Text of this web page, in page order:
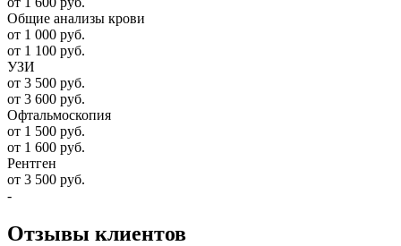
Общие анализы крови
от 1 000 руб.
от 1 100 руб.
УЗИ
от 3 500 руб.
от 3 600 руб.
Офтальмоскопия
от 1 500 руб.
от 1 600 руб.
Рентген
от 3 500 руб.
-
Отзывы клиентов